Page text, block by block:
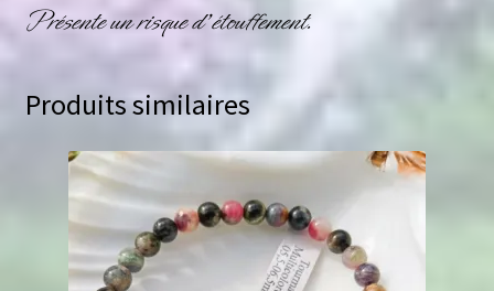
Présente un risque d’étouffement.
Produits similaires